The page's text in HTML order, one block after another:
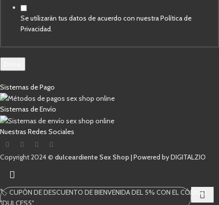
electrónico
Se utilizarán tus datos de acuerdo con nuestra Política de
Privacidad.
Sistemas de Pago
Sistemas de Envío
Nuestras Redes Sociales
Copyright 2024 © dulceardiente Sex Shop |Powered by DIGITALZIO
🏷️ CUPÓN DE DESCUENTO DE BIENVENIDA DEL 5% CON EL CÓDIGO
"DULCES5"